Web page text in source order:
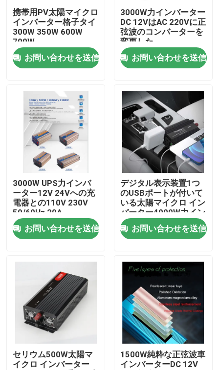
企業情報
接触
製品
ビデオ
ジッパー ケーブルのタイ
ナイロン ケーブルのタイ
ケーブルのタイの付属品
ケーブルのマーカーの版
電気ケーブル腺
携帯用PV太陽マイクロ
インバーター格子タイ
300W 350W 600W
700W
お問い合わせを送信
3000W力インバーター
DC 12VはAC 220Vに正
弦波のコンバーターを
変更した
お問い合わせを送信
3000W UPS力インバ
ーター12V 24Vへの充
電器との110V 230V
50/60Hz 20A
お問い合わせを送信
デジタル表示装置1つ
のUSBポートが付いて
いる太陽マイクロ イン
バーター4000W力イン
バーター
お問い合わせを送信
セリウム500W太陽マ
イクロ インバーター
1500W純粋な正弦波車
インバーターDC 12V